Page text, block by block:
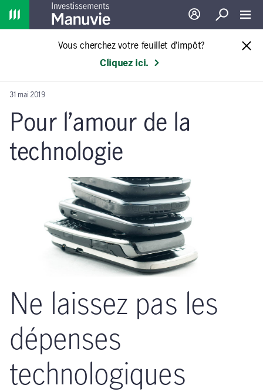
Home
Ouverture de
Recherche
Vous cherchez votre feuillet d’impôt?
Cliquez ici.
31 mai 2019
Pour l’amour de la
technologie
Ne laissez pas les
dépenses
technologiques